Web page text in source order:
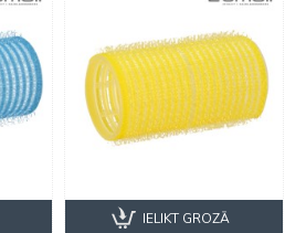
IELIKT GROZĀ